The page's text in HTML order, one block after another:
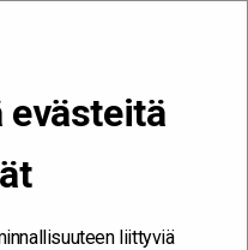
evästeitä
liittyviä
päästää kansalaisen